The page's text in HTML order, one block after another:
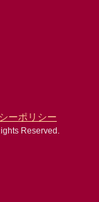
ーポリシー
Reserved.